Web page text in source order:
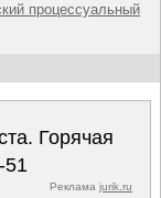
процессуальный
Горячая
51
Реклама jurik.ru